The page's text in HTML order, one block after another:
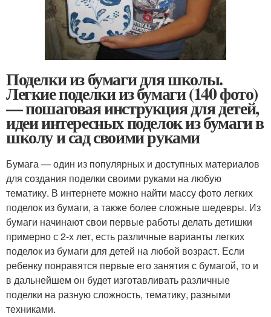
Поделки из бумаги для школы.
Легкие поделки из бумаги (140 фото)
— пошаговая инструкция для детей,
идеи интересных поделок из бумаги в
школу и сад своими руками
Бумага — один из популярных и доступных материалов
для создания поделки своими руками на любую
тематику. В интернете можно найти массу фото легких
поделок из бумаги, а также более сложные шедевры. Из
бумаги начинают свои первые работы делать детишки
примерно с 2-х лет, есть различные варианты легких
поделок из бумаги для детей на любой возраст. Если
ребенку понравятся первые его занятия с бумагой, то и
в дальнейшем он будет изготавливать различные
поделки на разную сложность, тематику, разными
техниками.